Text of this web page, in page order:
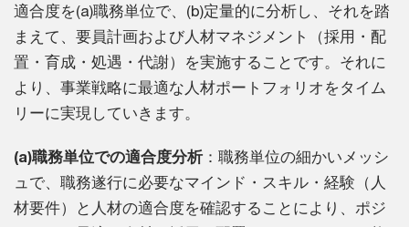
適合度を(a)職務単位で、(b)定量的に分析し、それを踏
まえて、要員計画および人材マネジメント（採用・配
置・育成・処遇・代謝）を実施することです。それに
より、事業戦略に最適な人材ポートフォリオをタイム
リーに実現していきます。
(a)職務単位での適合度分析 ：職務単位の細かいメッシ
ュで、職務遂行に必要なマインド・スキル・経験（人
材要件）と人材の適合度を確認することにより、ポジ